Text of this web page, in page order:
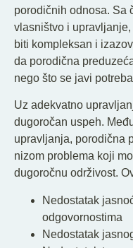
porodičnih odnosa. Sa
vlasništvo i
biti kompleksan i
da porodična
nego što se javi
Uz adekvatno
dugoročan uspeh.
upravljanja, porodična
nizom problema koji
dugoročnu održivost.
Nedostatak
odgovornostima
Nedostatak